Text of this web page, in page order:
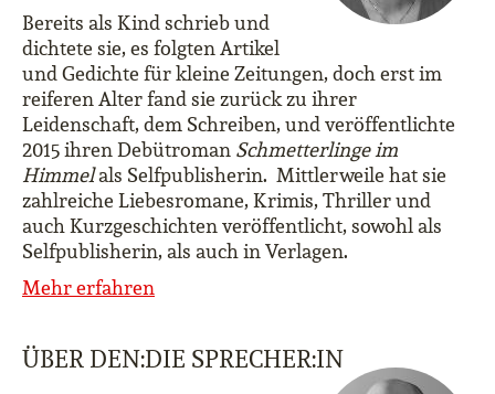
Bereits als Kind schrieb und
dichtete sie, es folgten Artikel
und Gedichte für kleine Zeitungen, doch erst im
reiferen Alter fand sie zurück zu ihrer
Leidenschaft, dem Schreiben, und veröffentlichte
2015 ihren Debütroman Schmetterlinge im
Himmelals Selfpublisherin. Mittlerweile hat sie
zahlreiche Liebesromane, Krimis, Thriller und
auch Kurzgeschichten veröffentlicht, sowohl als
Selfpublisherin, als auch in Verlagen.
Mehr erfahren
ÜBER DEN:DIE SPRECHER:IN